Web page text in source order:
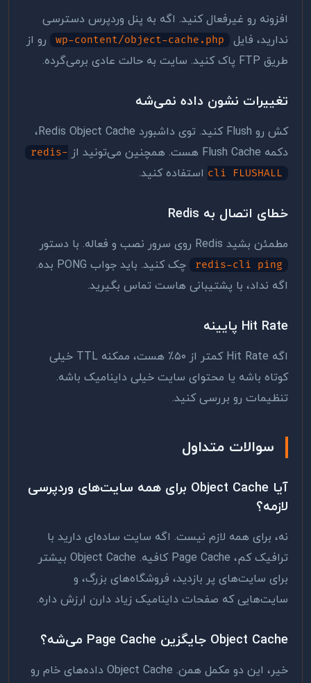
افزونه رو غیرفعال کنید. اگه به پنل وردپرس دسترسی
ندارید، فایل
wp-content/object-cache.php
رو از
طریق FTP پاک کنید. سایت به حالت عادی برمی‌گرده.
تغییرات نشون داده نمی‌شه
کش رو Flush کنید. توی داشبورد Redis Object Cache،
دکمه Flush Cache هست. همچنین می‌تونید از
redis-
cli FLUSHALL استفاده کنید.
خطای اتصال به Redis
مطمئن بشید Redis روی سرور نصب و فعاله. با دستور
redis-cli ping
چک کنید. باید جواب PONG بده.
اگه نداد، با پشتیبانی هاست تماس بگیرید.
Hit Rate پایینه
اگه Hit Rate کمتر از ۵۰٪ هست، ممکنه TTL خیلی
کوتاه باشه یا محتوای سایت خیلی داینامیک باشه.
تنظیمات رو بررسی کنید.
سوالات متداول
آیا Object Cache برای همه سایت‌های وردپرسی
لازمه؟
نه، برای همه لازم نیست. اگه سایت ساده‌ای دارید با
ترافیک کم، Page Cache کافیه. Object Cache بیشتر
برای سایت‌های پر بازدید، فروشگاه‌های بزرگ، و
سایت‌هایی که صفحات داینامیک زیاد دارن ارزش داره.
Object Cache جایگزین Page Cache می‌شه؟
خیر، این دو مکمل همن. Object Cache داده‌های خام رو